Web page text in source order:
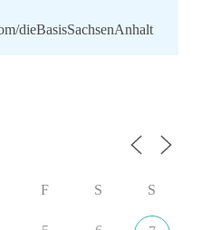
dieBasisSachsenAnhalt
F S S